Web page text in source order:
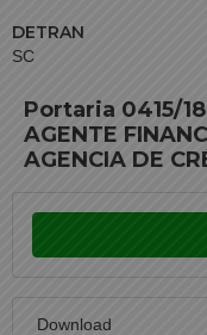
DETRAN
SC
Portaria 0415/
AGENTE
AGENCIA DE
Download